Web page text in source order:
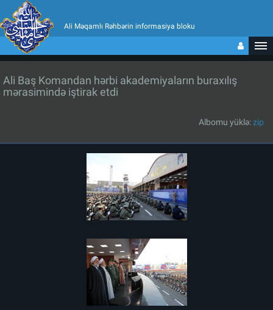
Ali Məqamlı Rəhbərin informasiya bloku
Ali Baş Komandan hərbi akademiyaların buraxılış
mərasimində iştirak etdi
Albomu yüklə:zip